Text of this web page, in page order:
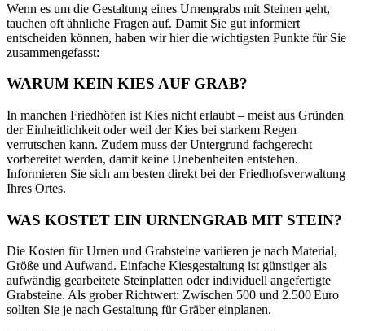
Wenn es um die Gestaltung eines Urnengrabs mit Steinen geht,
tauchen oft ähnliche Fragen auf. Damit Sie gut informiert
entscheiden können, haben wir hier die wichtigsten Punkte für Sie
zusammengefasst:
WARUM KEIN KIES AUF GRAB?
In manchen Friedhöfen ist Kies nicht erlaubt – meist aus Gründen
der Einheitlichkeit oder weil der Kies bei starkem Regen
verrutschen kann. Zudem muss der Untergrund fachgerecht
vorbereitet werden, damit keine Unebenheiten entstehen.
Informieren Sie sich am besten direkt bei der Friedhofsverwaltung
Ihres Ortes.
WAS KOSTET EIN URNENGRAB MIT STEIN?
Die Kosten für Urnen und Grabsteine variieren je nach Material,
Größe und Aufwand. Einfache Kiesgestaltung ist günstiger als
aufwändig gearbeitete Steinplatten oder individuell angefertigte
Grabsteine. Als grober Richtwert: Zwischen 500 und 2.500 Euro
sollten Sie je nach Gestaltung für Gräber einplanen.